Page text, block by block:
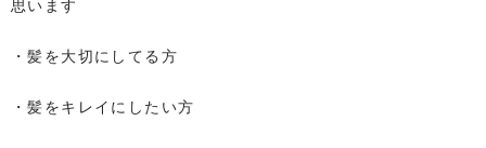
思います
・髪を大切にしてる方
・髪をキレイにしたい方